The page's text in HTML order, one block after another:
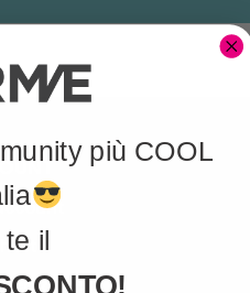
più COOL
te il